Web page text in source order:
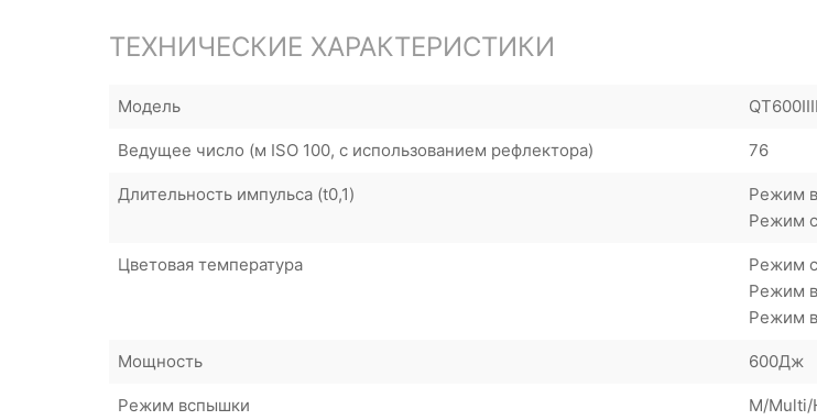
ТЕХНИЧЕСКИЕ ХАРАКТЕРИСТИКИ
Модель
Ведущее число (м ISO 100, с использованием рефлектора) 76
Длительность импульса (t0,1)
Режим
Режим
Цветовая температура
Режим
Режим
Режим
Мощность 600Дж
Режим вспышки M/Multi/